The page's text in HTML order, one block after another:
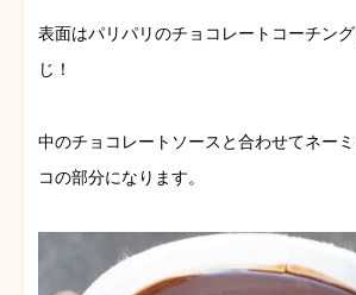
表面はパリパリのチョコレートコーチン
じ！
中のチョコレートソースと合わせてネー
コの部分になります。